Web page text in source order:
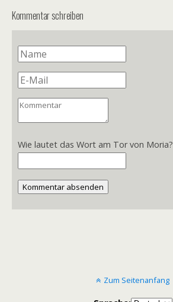
Kommentar schreiben
Wie lautet das Wort am Tor von Moria?
Kommentar absenden
Zum Seitenanfang